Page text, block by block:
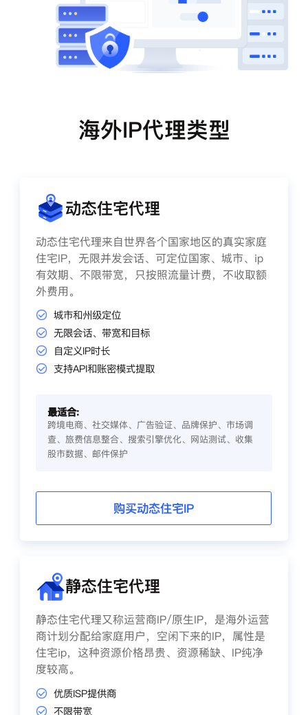
海外IP代理类型
动态住宅代理
动态住宅代理来自世界各个国家地区的真实家庭
住宅IP，无限并发会话、可定位国家、城市、ip
有效期、不限带宽，只按照流量计费，不收取额
外费用。
城市和州级定位
无限会话、带宽和目标
自定义IP时长
支持API和账密模式提取
最适合:
跨境电商、社交媒体、广告验证、品牌保护、市场调
查、旅费信息整合、搜索引擎优化、网站测试、收集
股市数据、邮件保护
购买动态住宅IP
静态住宅代理
静态住宅代理又称运营商IP/原生IP，是海外运营
商计划分配给家庭用户，空闲下来的IP，属性是
住宅ip，这种资源价格昂贵、资源稀缺、IP纯净
度较高。
优质ISP提供商
不限带宽